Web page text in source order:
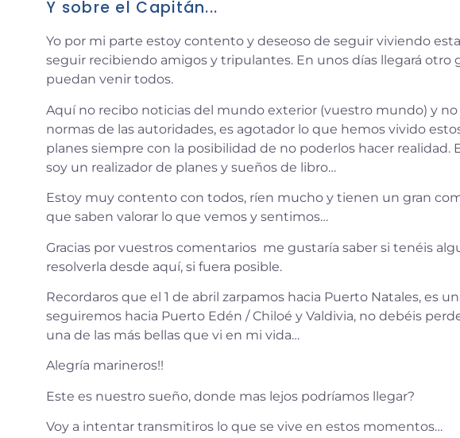
Y sobre el Capitán...
Yo por mi parte estoy contento y deseoso de seguir viviendo
seguir recibiendo amigos y tripulantes. En unos días llegará otro
puedan venir todos.
Aquí no recibo noticias del mundo exterior (vuestro mundo) y no
normas de las autoridades, es agotador lo que hemos vivido
planes siempre con la posibilidad de no poderlos hacer realidad.
soy un realizador de planes y sueños de libro…
Estoy muy contento con todos, ríen mucho y tienen un gran
que saben valorar lo que vemos y sentimos…
Gracias por vuestros comentarios me gustaría saber si tenéis
resolverla desde aquí, si fuera posible.
Recordaros que el 1 de abril zarpamos hacia Puerto Natales, es
seguiremos hacia Puerto Edén / Chiloé y Valdivia, no debéis
una de las más bellas que vi en mi vida…
Alegría marineros!!
Este es nuestro sueño, donde mas lejos podríamos llegar?
Voy a intentar transmitiros lo que se vive en estos momentos…